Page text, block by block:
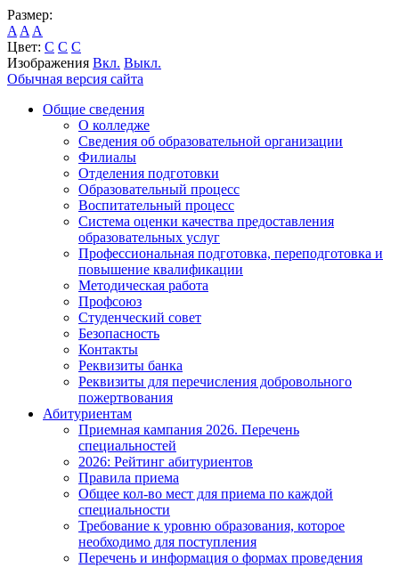
Размер:
A A A
Цвет: C C C
Изображения Вкл. Выкл.
Обычная версия сайта
Общие сведения
О колледже
Сведения об образовательной организации
Филиалы
Отделения подготовки
Образовательный процесс
Воспитательный процесс
Система оценки качества предоставления
образовательных услуг
Профессиональная подготовка, переподготовка и
повышение квалификации
Методическая работа
Профсоюз
Студенческий совет
Безопасность
Контакты
Реквизиты банка
Реквизиты для перечисления добровольного
пожертвования
Абитуриентам
Приемная кампания 2026. Перечень
специальностей
2026: Рейтинг абитуриентов
Правила приема
Общее кол-во мест для приема по каждой
специальности
Требование к уровню образования, которое
необходимо для поступления
Перечень и информация о формах проведения